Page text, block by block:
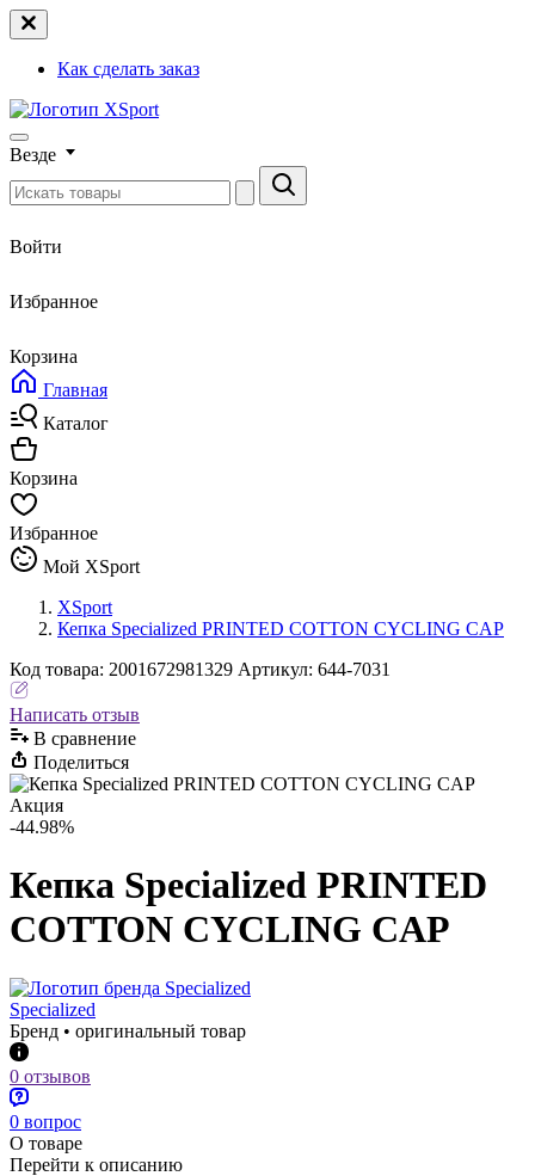
Как сделать заказ
Везде
Войти
Избранное
Корзина
Главная
Каталог
Корзина
Избранное
Мой XSport
XSport
Кепка Specialized PRINTED COTTON CYCLING CAP
Код товара: 2001672981329 Артикул: 644-7031
Написать отзыв
В сравнениe
Поделиться
Акция
-44.98%
Кепка Specialized PRINTED
COTTON CYCLING CAP
Specialized
Бренд • оригинальный товар
0 отзывов
0 вопрос
О товаре
Перейти к описанию